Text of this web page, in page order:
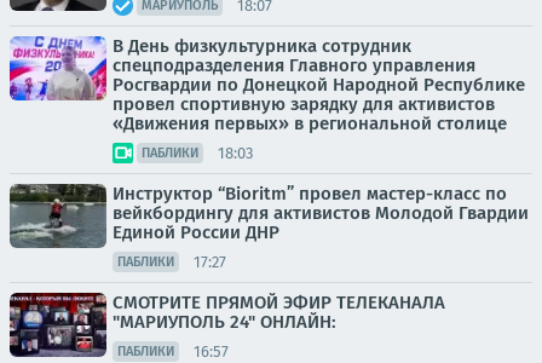
МАРИУПОЛЬ 18:07
В День физкультурника сотрудник
спецподразделения Главного управления
Росгвардии по Донецкой Народной Республике
провел спортивную зарядку для активистов
«Движения первых» в региональной столице
ПАБЛИКИ 18:03
Инструктор “Bioritm” провел мастер-класс по
вейкбордингу для активистов Молодой Гвардии
Единой России ДНР
ПАБЛИКИ 17:27
СМОТРИТЕ ПРЯМОЙ ЭФИР ТЕЛЕКАНАЛА
"МАРИУПОЛЬ 24" ОНЛАЙН:
ПАБЛИКИ 16:57